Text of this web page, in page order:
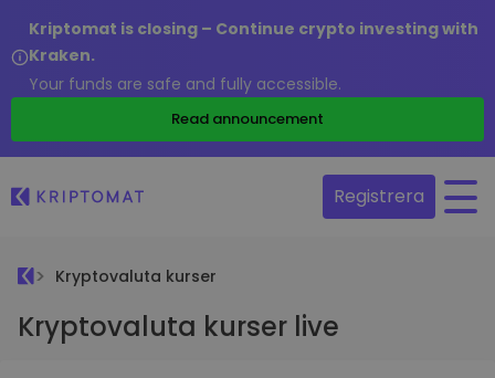
Kriptomat is closing – Continue crypto investing with
Kraken.
Your funds are safe and fully accessible.
Read announcement
Registrera
Kryptovaluta kurser
Kryptovaluta kurser live